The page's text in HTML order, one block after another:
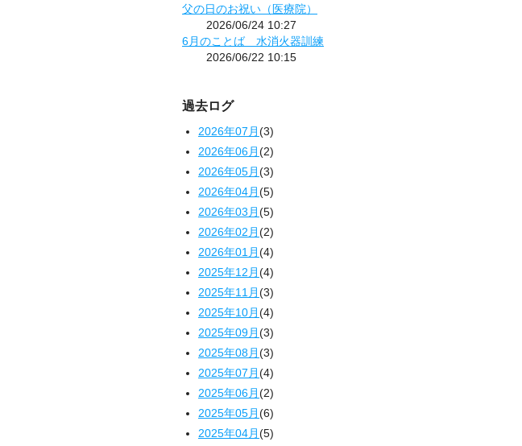
父の日のお祝い（医療院）
2026/06/24 10:27
6月のことば 水消火器訓練
2026/06/22 10:15
過去ログ
2026年07月(3)
2026年06月(2)
2026年05月(3)
2026年04月(5)
2026年03月(5)
2026年02月(2)
2026年01月(4)
2025年12月(4)
2025年11月(3)
2025年10月(4)
2025年09月(3)
2025年08月(3)
2025年07月(4)
2025年06月(2)
2025年05月(6)
2025年04月(5)